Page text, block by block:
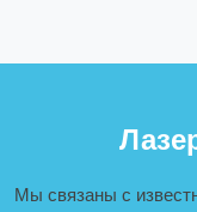
Мы связаны с